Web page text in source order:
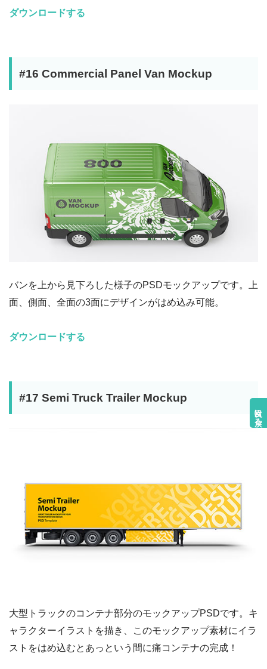
目次に戻る
ダウンロードする
#16 Commercial Panel Van Mockup
バンを上から見下ろした様子のPSDモックアップです。上
面、側面、全面の3面にデザインがはめ込み可能。
ダウンロードする
#17 Semi Truck Trailer Mockup
大型トラックのコンテナ部分のモックアップPSDです。キ
ャラクターイラストを描き、このモックアップ素材にイラ
ストをはめ込むとあっという間に痛コンテナの完成！